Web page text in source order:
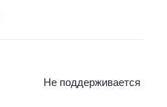
Не поддерживается